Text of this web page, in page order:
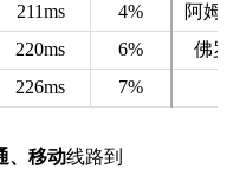
211ms 4%
阿
220ms 6%
佛
226ms 7%
、移动线路到